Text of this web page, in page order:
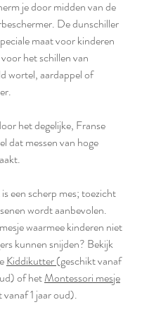
je door midden van de
De dunschiller
maat voor kinderen
het schillen van
wortel, aardappel of
het degelijke, Franse
dat messen van hoge
een scherp mes; toezicht
wordt aanbevolen.
waarmee kinderen niet
kunnen snijden? Bekijk
Kiddikutter(geschikt vanaf
of hetMontessori mesje
vanaf 1 jaar oud).